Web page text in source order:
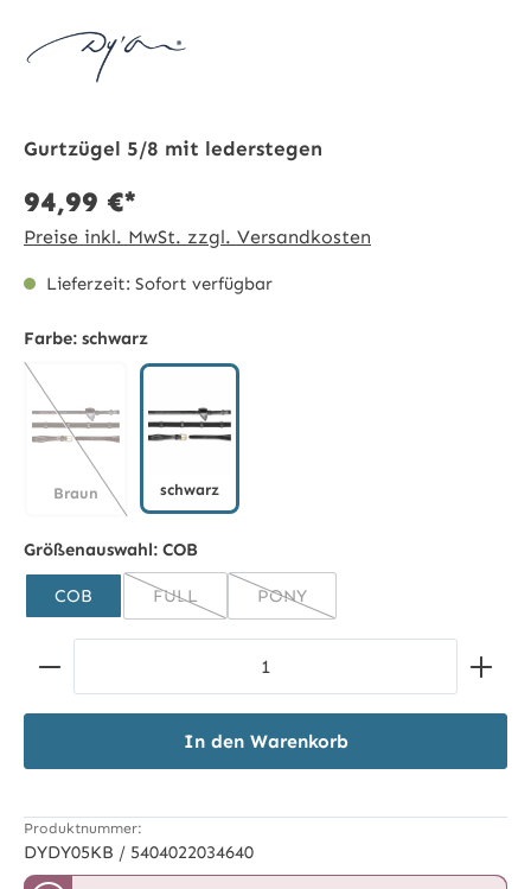
Gurtzügel 5/8 mit lederstegen
94,99 €*
Preise inkl. MwSt. zzgl. Versandkosten
Lieferzeit: Sofort verfügbar
Farbe: schwarz
Braun schwarz
Größenauswahl: COB
COB FULL
(Diese Option ist zurzeit nicht verfügbar.)
PONY
(Diese Option ist zurzeit nicht
Produkt Anzahl: Gib den gewünschten Wert ein
In den Warenkorb
Produktnummer:
DYDY05KB / 5404022034640